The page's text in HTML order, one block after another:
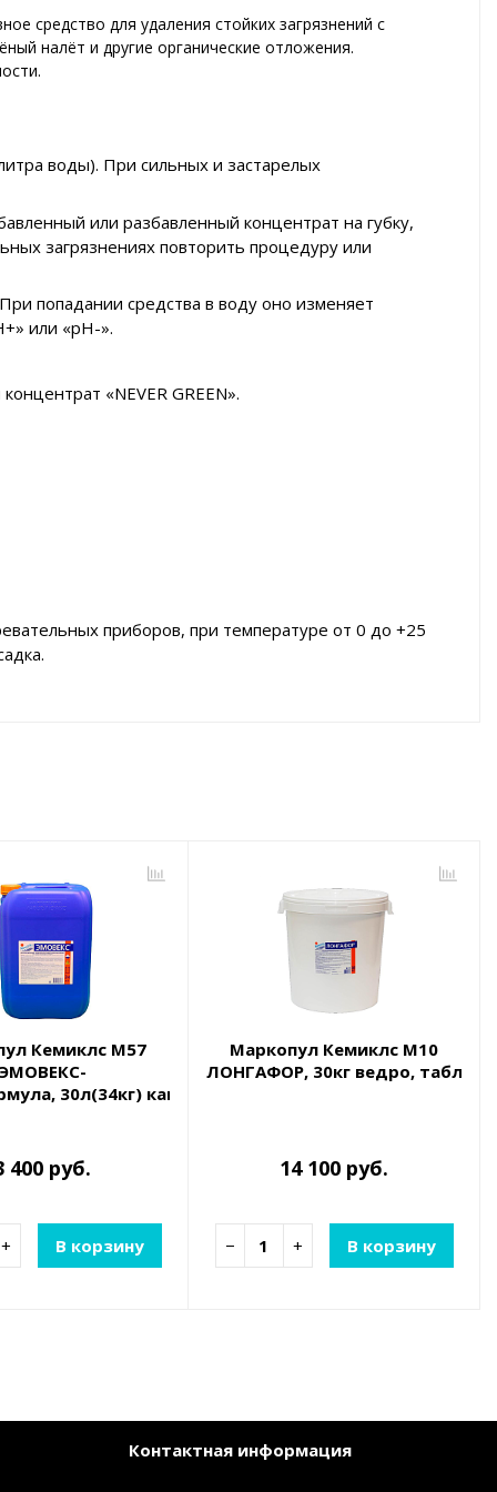
средство для удаления стойких загрязнений с
налёт и другие органические отложения.
воды). При сильных и застарелых
или разбавленный концентрат на губку,
загрязнениях повторить процедуру или
попадании средства в воду оно изменяет
или «pH-».
«NEVER GREEN».
приборов, при температуре от 0 до +25
Кемиклс М57
30л(34кг) канистра, жидкий хлор для
400 руб.
+ В корзину
Маркопул Кемиклс М10
ЛОНГАФОР, 30кг ведро,
14 100 руб.
− + В корзину
Контактная информация